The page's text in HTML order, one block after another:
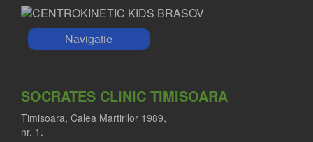
Navigatie
SOCRATES CLINIC TIMISOARA
Timisoara, Calea Martirilor 1989,
nr. 1.